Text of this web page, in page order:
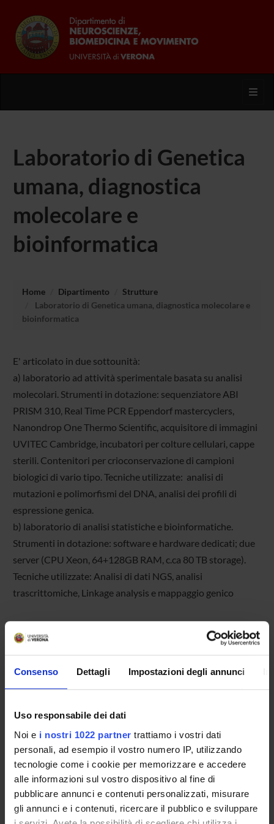
Consenso Dettagli Impostazioni degli annunci
Uso responsabile dei dati
Noi e i nostri 1022 partner trattiamo i vostri dati
personali, ad esempio il vostro numero IP, utilizzando
tecnologie come i cookie per memorizzare e accedere
alle informazioni sul vostro dispositivo al fine di
pubblicare annunci e contenuti personalizzati, misurare
gli annunci e i contenuti, ricercare il pubblico e sviluppare
Laboratorio di Genetica
umana, diagnostica
molecolare e
bioinformatica
Home Dipartimento
Strutture
Laboratorio di Genetica umana, diagnostica molecolare e
bioinformatica
E' articolato in due sottounità:
a) laboratorio ad attività sperimentale basata su analisi
molecolari. Strumenti in dotazione: sequenziatore ABI
PRISM 310, Real Time PCR Eppendorf mastercyclers,
Nanondrop One Thermo Scientific, acquisitore di immagini
UVITEC Cambridge, incubatori per colture cellulari, cappe
sterili. Contenitori per crioconservazione di campioni
biologici di vario tipo. Tecniche utilizzate: analisi di
mutazioni e polimorfismi del DNA, analisi dei profili di
espressione genica.
b) laboratorio di analisi statistiche e bioinformatiche.
Strumenti in dotazione: software e hardware dedicati; due
server (CPU Xeon, 64+128GB RAM, c.ca 80 TB storage).
Tecniche utilizzate: Analisi di dati NGS, analisi
trascrittomiche, Linkage analysis e mappaggio genico
DETTAGLI
COMPONENTI 6
AVVISI
DOCUMENTI DISPONIBILI